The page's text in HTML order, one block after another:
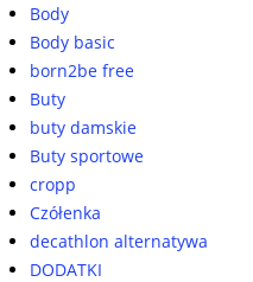
Body
Body basic
born2be free
Buty
buty damskie
Buty sportowe
cropp
Czółenka
decathlon alternatywa
DODATKI